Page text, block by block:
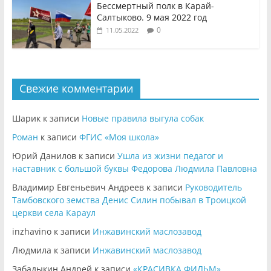
Бессмертный полк в Карай-
Салтыково. 9 мая 2022 год
11.05.2022 0
Свежие комментарии
Шарикк записи Новые правила выгула собак
Роман к записи ФГИС «Моя школа»
Юрий Даниловк записи Ушла из жизни педагог и
наставник с большой буквы Федорова Людмила Павловна
Владимир Евгеньевич Андреевк записи Руководитель
Тамбовского земства Денис Силин побывал в Троицкой
церкви села Караул
inzhavinoк записи Инжавинский маслозавод
Людмила к записи Инжавинский маслозавод
Забадыкин Андрей к записи «КРАСИВКА ФИЛЬМ»